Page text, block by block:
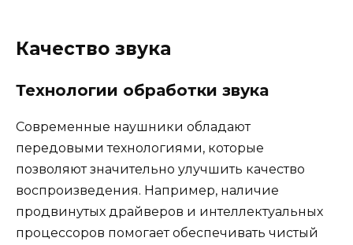
Качество звука
Технологии обработки звука
Современные наушники обладают
передовыми технологиями, которые
позволяют значительно улучшить качество
воспроизведения. Например, наличие
продвинутых драйверов и интеллектуальных
процессоров помогает обеспечивать чистый